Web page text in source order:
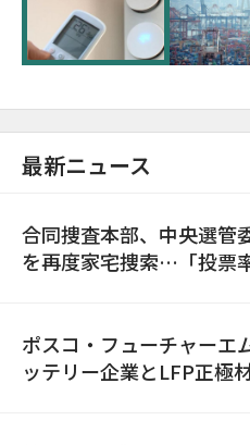
に需給対応体制を点検
最新ニュース
合同捜査本部、中央選管
を再度家宅捜索…「投票
ポスコ・フューチャーエ
ッテリー企業とLFP正極